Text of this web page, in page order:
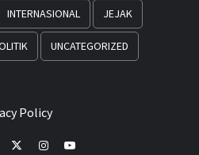
INTERNASIONAL JEJAK
UNCATEGORIZED
Policy
TwitterInstagramYoutube